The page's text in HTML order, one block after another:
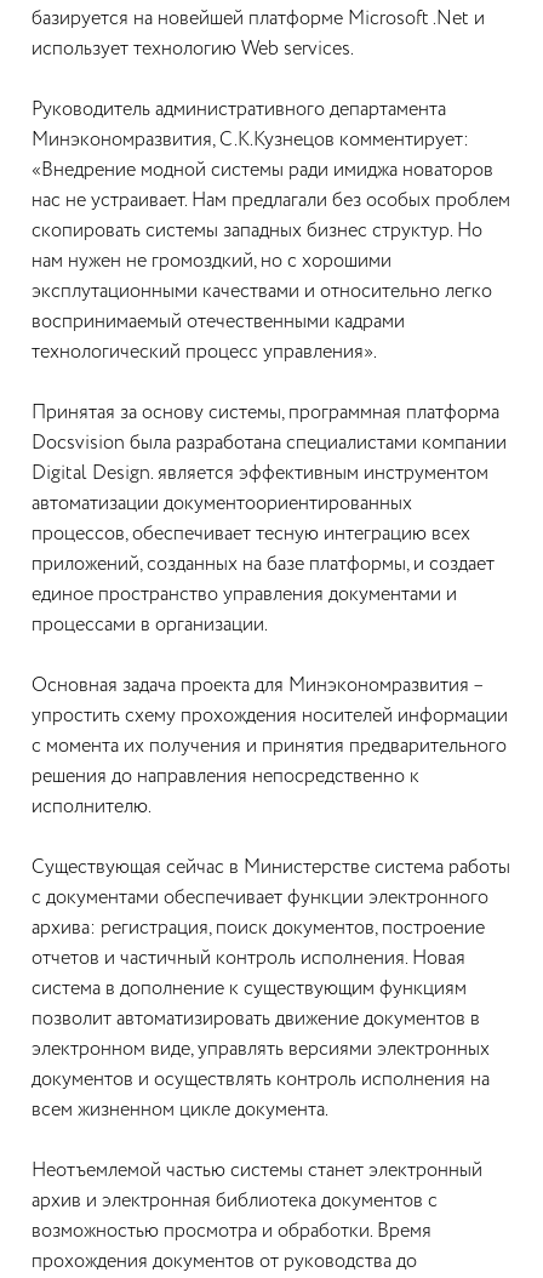
базируется на новейшей платформе Microsoft .Net и
использует технологию Web services.
Руководитель административного департамента
Минэкономразвития, С.К.Кузнецов комментирует:
«Внедрение модной системы ради имиджа новаторов
нас не устраивает. Нам предлагали без особых проблем
скопировать системы западных бизнес структур. Но
нам нужен не громоздкий, но с хорошими
эксплутационными качествами и относительно легко
воспринимаемый отечественными кадрами
технологический процесс управления».
Принятая за основу системы, программная платформа
Docsvision была разработана специалистами компании
Digital Design. является эффективным инструментом
автоматизации документоориентированных
процессов, обеспечивает тесную интеграцию всех
приложений, созданных на базе платформы, и создает
единое пространство управления документами и
процессами в организации.
Основная задача проекта для Минэкономразвития –
упростить схему прохождения носителей информации
с момента их получения и принятия предварительного
решения до направления непосредственно к
исполнителю.
Существующая сейчас в Министерстве система работы
с документами обеспечивает функции электронного
архива: регистрация, поиск документов, построение
отчетов и частичный контроль исполнения. Новая
система в дополнение к существующим функциям
позволит автоматизировать движение документов в
электронном виде, управлять версиями электронных
документов и осуществлять контроль исполнения на
всем жизненном цикле документа.
Неотъемлемой частью системы станет электронный
архив и электронная библиотека документов с
возможностью просмотра и обработки. Время
прохождения документов от руководства до